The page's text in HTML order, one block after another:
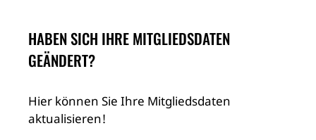
HABEN SICH IHRE MITGLIEDSDATEN
GEÄNDERT?
Hier können Sie Ihre Mitgliedsdaten
aktualisieren!